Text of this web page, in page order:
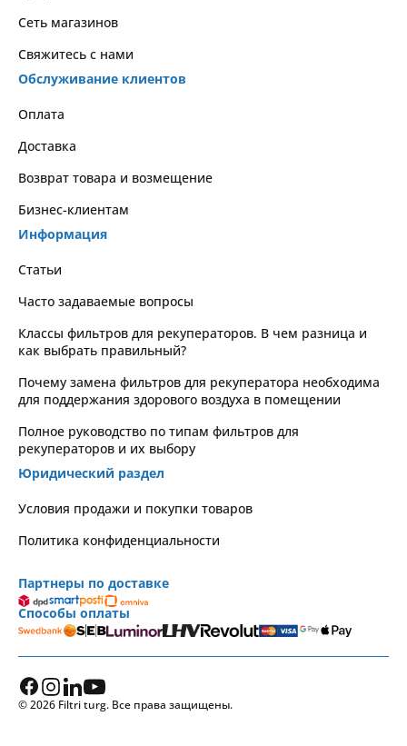
Сеть магазинов
Свяжитесь с нами
Обслуживание клиентов
Оплата
Доставка
Возврат товара и возмещение
Бизнес-клиентам
Информация
Статьи
Часто задаваемые вопросы
Классы фильтров для рекуператоров. В чем разница и
как выбрать правильный?
Почему замена фильтров для рекуператора необходима
для поддержания здорового воздуха в помещении
Полное руководство по типам фильтров для
рекуператоров и их выбору
Юридический раздел
Условия продажи и покупки товаров
Политика конфиденциальности
Партнеры по доставке
Способы оплаты
© 2026 Filtri turg. Все права защищены.